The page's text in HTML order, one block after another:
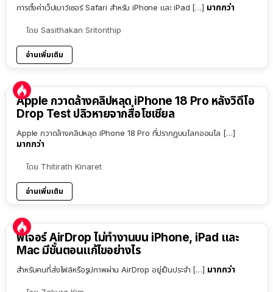
การตั้งค่าเว็ปเบาว์เซอร์ Safari สำหรับ iPhone และ iPad […] มากกว่า
โดย Sasithakan Sritonthip
อ่านเพิ่มเติม
Apple กวาดล้างคลิปหลุด iPhone 18 Pro หลังวิดีโอ
Drop Test ปลิวหายจากสื่อโซเชียล
Apple กวาดล้างคลิปหลุด iPhone 18 Pro ที่ปรากฏบนโลกออนไล […]
มากกว่า
โดย Thitirath Kinaret
อ่านเพิ่มเติม
ฟีเจอร์ AirDrop ไม่ทำงานบน iPhone, iPad และ
Mac มีขั้นตอนแก้ไขอย่างไร
สำหรับคนที่ส่งไฟล์หรือรูปภาพผ่าน AirDrop อยู่เป็นประจำ […] มากกว่า